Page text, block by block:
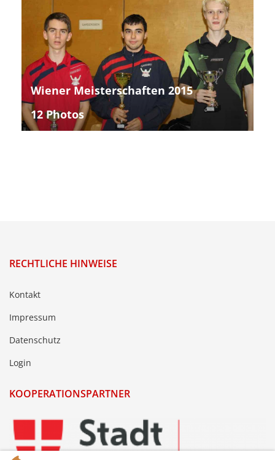
Wiener Meisterschaften 2015
12 Photos
RECHTLICHE HINWEISE
Kontakt
Impressum
Datenschutz
Login
KOOPERATIONSPARTNER